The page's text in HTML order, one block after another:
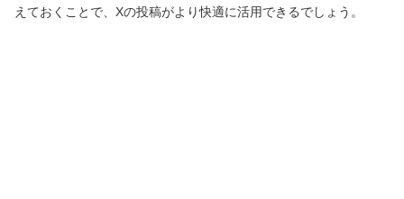
えておくことで、Xの投稿がより快適に活用できるでしょう。